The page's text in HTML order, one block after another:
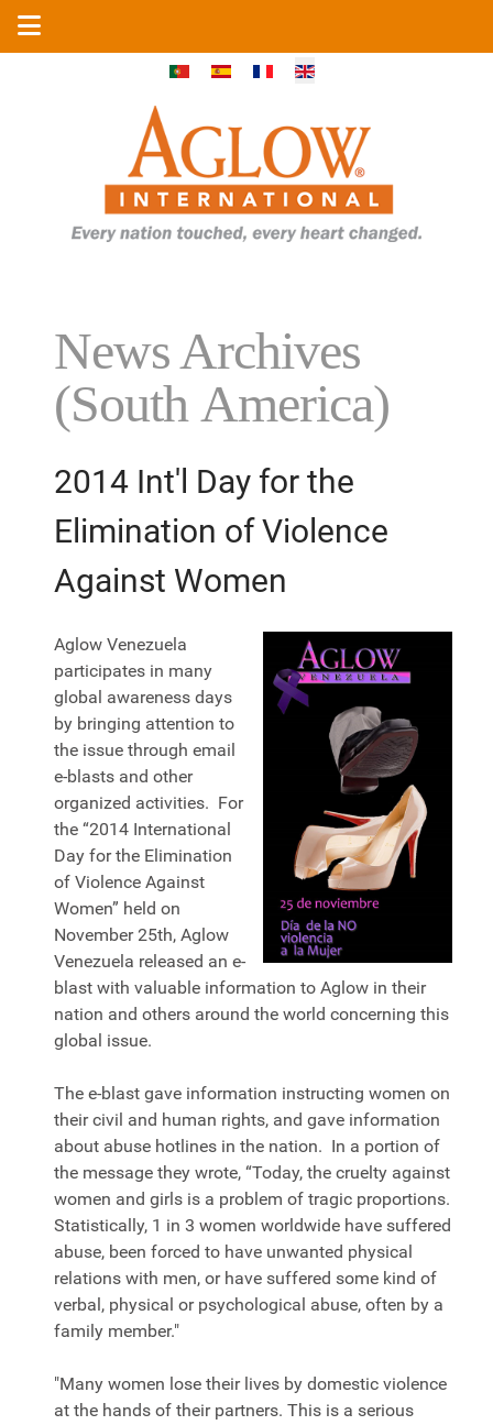
News Archives
(South America)
2014 Int'l Day for the
Elimination of Violence
Against Women
Aglow Venezuela
participates in many
global awareness days
by bringing attention to
the issue through email
e-blasts and other
organized activities. For
the “2014 International
Day for the Elimination
of Violence Against
Women” held on
November 25th, Aglow
Venezuela released an e-
blast with valuable information to Aglow in their
nation and others around the world concerning this
global issue.
The e-blast gave information instructing women on
their civil and human rights, and gave information
about abuse hotlines in the nation. In a portion of
the message they wrote, “Today, the cruelty against
women and girls is a problem of tragic proportions.
Statistically, 1 in 3 women worldwide have suffered
abuse, been forced to have unwanted physical
relations with men, or have suffered some kind of
verbal, physical or psychological abuse, often by a
family member."
"Many women lose their lives by domestic violence
at the hands of their partners. This is a serious